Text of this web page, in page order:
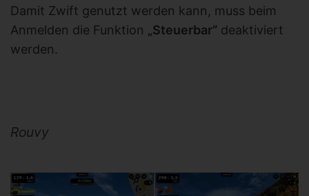
Damit Zwift genutzt werden kann, muss beim
Anmelden die Funktion „Steuerbar“ deaktiviert
werden.
Rouvy